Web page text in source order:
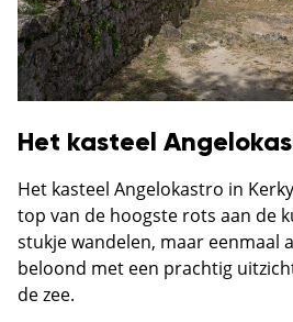
Het kasteel
Het kasteel Angelokastro in
top van de hoogste rots aan de
stukje wandelen, maar eenmaal
beloond met een prachtig
de zee.